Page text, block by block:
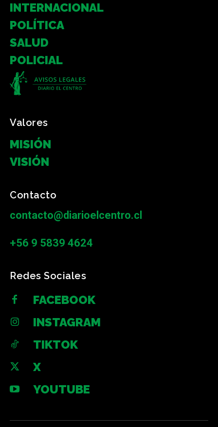
INTERNACIONAL
POLÍTICA
SALUD
POLICIAL
Valores
MISIÓN
VISIÓN
Contacto
contacto@diarioelcentro.cl
+56 9 5839 4624
Redes Sociales
FACEBOOK
INSTAGRAM
TIKTOK
X
YOUTUBE